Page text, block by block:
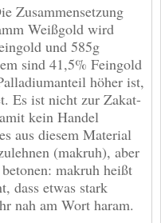
Zusammensetzung
Weißgold wird
und 585g
sind 41,5% Feingold
höher ist,
Es ist nicht zur Zakat-
kein Handel
aus diesem Material
(makruh), aber
makruh heißt
dass etwas stark
nah am Wort haram.